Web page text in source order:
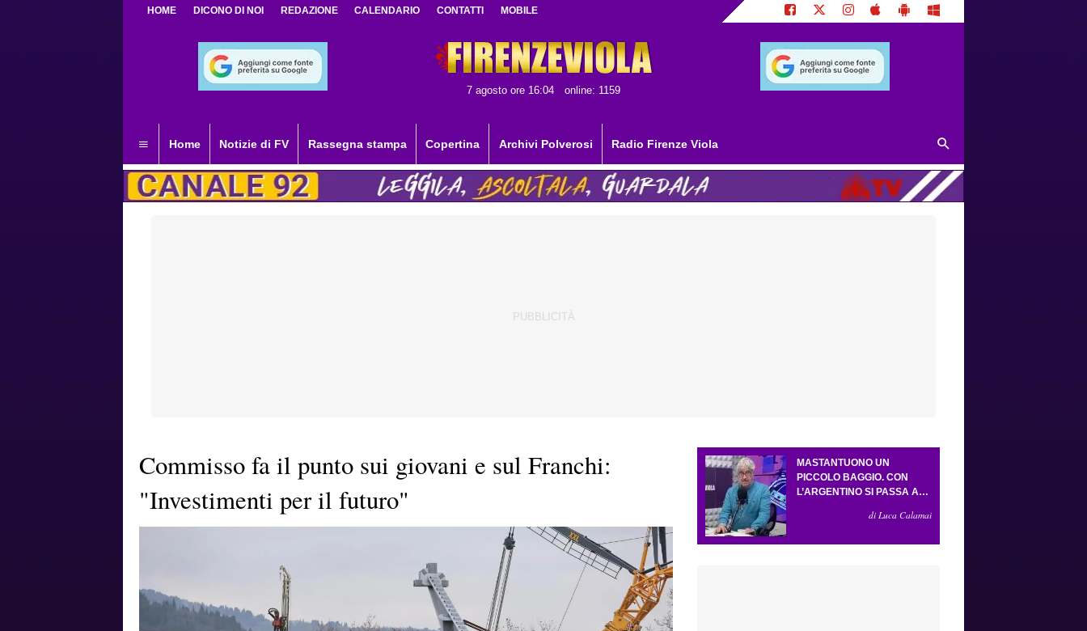
HOME DICONO DI NOI REDAZIONE CALENDARIO CONTATTI MOBILE
7 agosto ore 16:04 online: 1159
Home Notizie di FV Rassegna stampa Copertina Archivi Polverosi Radio Firenze Viola
Commisso fa il punto sui giovani e sul Franchi:
"Investimenti per il futuro"
MASTANTUONO UN
PICCOLO BAGGIO. CON
L’ARGENTINO SI PASSA AL
L’AMICHEVOLE CON IL
di Luca Calamai